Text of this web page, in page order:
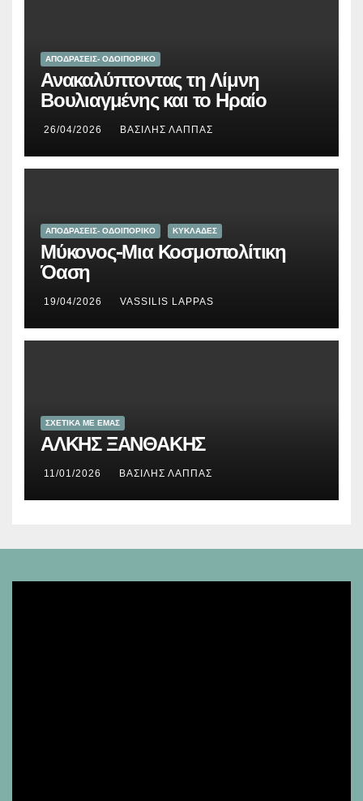
ΑΠΟΔΡΑΣΕΙΣ- ΟΔΟΙΠΟΡΙΚΟ
Ανακαλύπτοντας τη Λίμνη
Βουλιαγμένης και το Ηραίο
26/04/2026 ΒΑΣΊΛΗΣ ΛΆΠΠΑΣ
ΑΠΟΔΡΑΣΕΙΣ- ΟΔΟΙΠΟΡΙΚΟ ΚΥΚΛΑΔΕΣ
Μύκονος-Μια Κοσμοπολίτικη
Όαση
19/04/2026 VASSILIS LAPPAS
ΣΧΕΤΙΚΑ ΜΕ ΕΜΑΣ
ΑΛΚΗΣ ΞΑΝΘΑΚΗΣ
11/01/2026 ΒΑΣΊΛΗΣ ΛΆΠΠΑΣ